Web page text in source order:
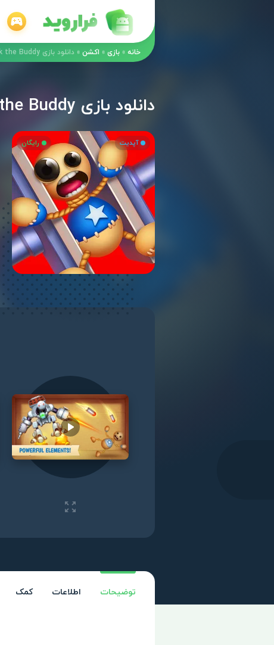
خانه » بازی » اکشن » دانلود بازی Kick the Buddy مود اندروید
دانلود بازی Kick the Buddy مود اندروید
آپدیت رایگان
Play video
توضیحات اطلاعات کمک